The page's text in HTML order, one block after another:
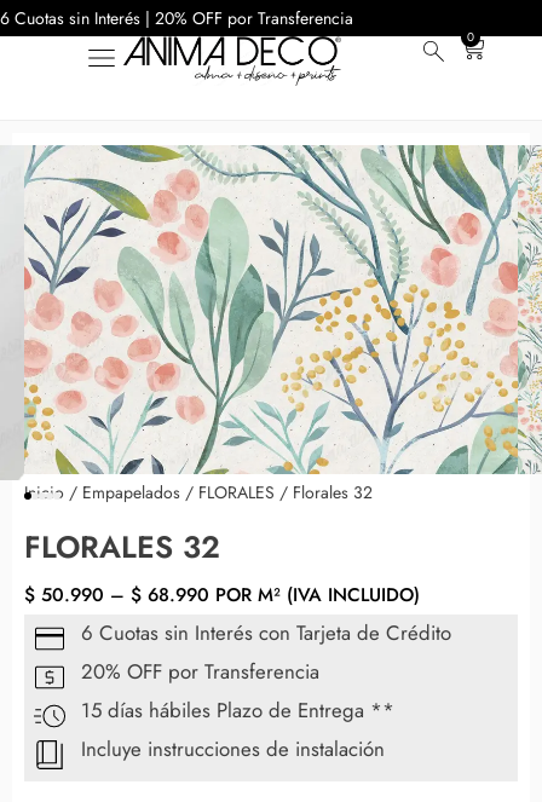
6 Cuotas sin Interés | 20% OFF por Transferencia
0
Inicio / Empapelados / FLORALES / Florales 32
FLORALES 32
$ 50.990 – $ 68.990 POR M² (IVA INCLUIDO)
6 Cuotas sin Interés con Tarjeta de Crédito
20% OFF por Transferencia
15 días hábiles Plazo de Entrega **
Incluye instrucciones de instalación